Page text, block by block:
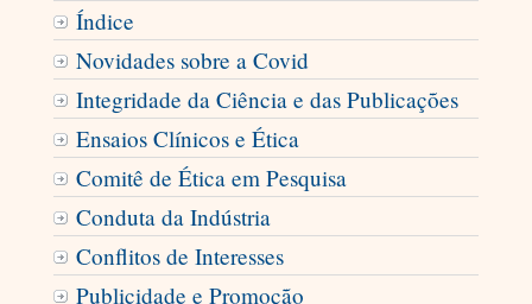
Índice
Novidades sobre a Covid
Integridade da Ciência e das Publicações
Ensaios Clínicos e Ética
Comitê de Ética em Pesquisa
Conduta da Indústria
Conflitos de Interesses
Publicidade e Promoção